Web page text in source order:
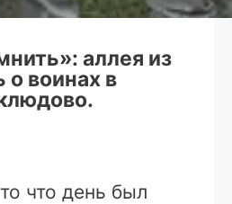
аллея из
о воинах в
что день был